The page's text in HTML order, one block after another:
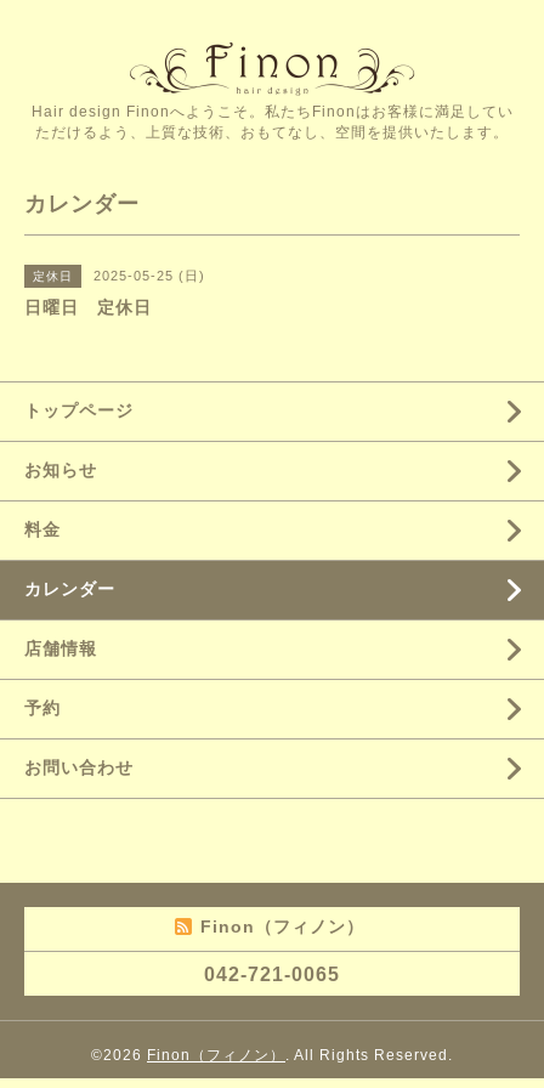
Hair design Finonへようこそ。私たちFinonはお客様に満足してい
ただけるよう、上質な技術、おもてなし、空間を提供いたします。
カレンダー
定休日 2025-05-25 (日)
日曜日 定休日
トップページ
お知らせ
料金
カレンダー
店舗情報
予約
お問い合わせ
Finon（フィノン）
042-721-0065
©2026 Finon（フィノン） . All Rights Reserved.